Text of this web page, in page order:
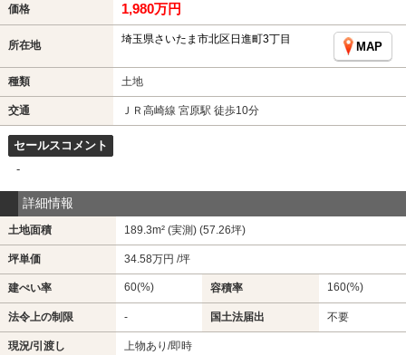
価格 1,980万円
所在地 埼玉県さいたま市北区日進町3丁目
MAP
種類 土地
交通 ＪＲ高崎線 宮原駅 徒歩10分
セールスコメント
-
詳細情報
土地面積 189.3m² (実測) (57.26坪)
坪単価 34.58万円 /坪
建ぺい率 60(%) 容積率 160(%)
法令上の制限 - 国土法届出 不要
現況/引渡し 上物あり/即時